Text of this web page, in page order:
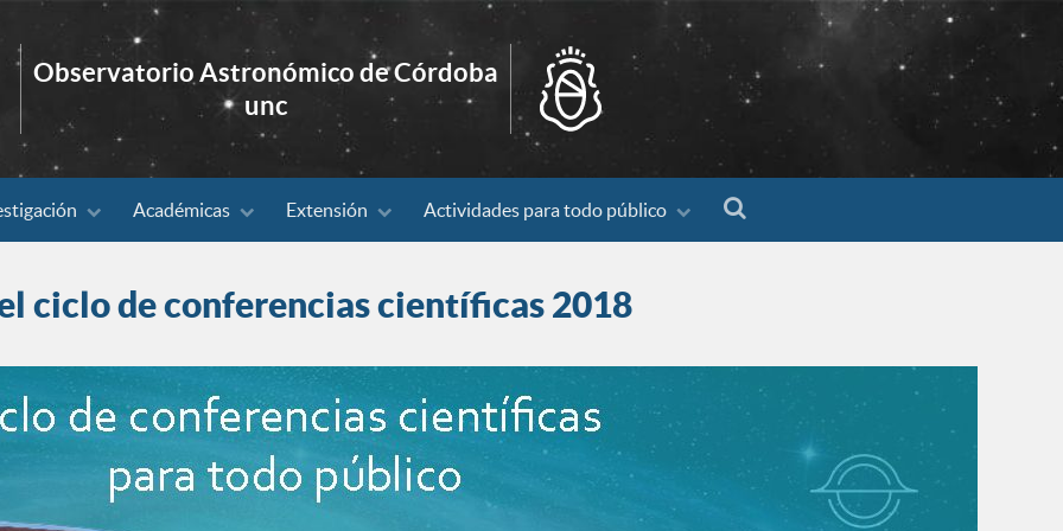
Observatorio Astronómico de Córdoba
unc
Académicas Extensión Actividades para todo público
ciclo de conferencias científicas 2018